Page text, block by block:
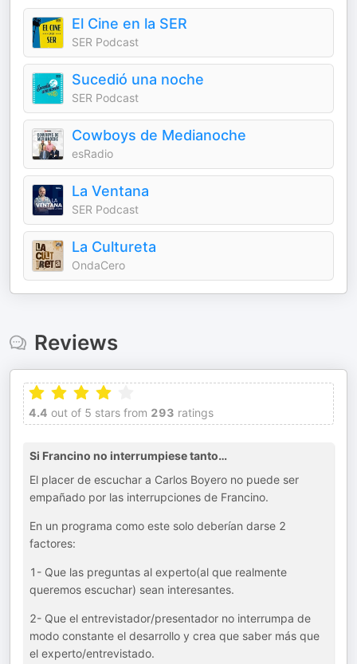
El Cine en la SER
SER Podcast
Sucedió una noche
SER Podcast
Cowboys de Medianoche
esRadio
La Ventana
SER Podcast
La Cultureta
OndaCero
Reviews
4.4 out of 5 stars from 293 ratings
Si Francino no interrumpiese tanto…
El placer de escuchar a Carlos Boyero no puede ser
empañado por las interrupciones de Francino.
En un programa como este solo deberían darse 2
factores:
1- Que las preguntas al experto(al que realmente
queremos escuchar) sean interesantes.
2- Que el entrevistador/presentador no interrumpa de
modo constante el desarrollo y crea que saber más que
el experto/entrevistado.